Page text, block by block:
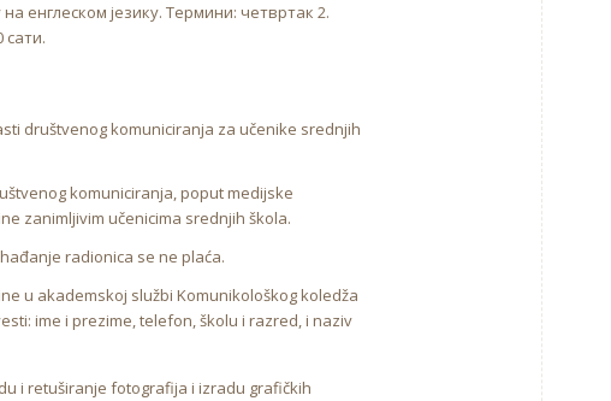
енглеском језику. Термини: четвртак 2.
сати.
društvenog komuniciranja za učenike srednjih
komuniciranja, poput medijske
zanimljivim učenicima srednjih škola.
radionica se ne plaća.
u akademskoj službi Komunikološkog koledža
ime i prezime, telefon, školu i razred, i naziv
i retuširanje fotografija i izradu grafičkih